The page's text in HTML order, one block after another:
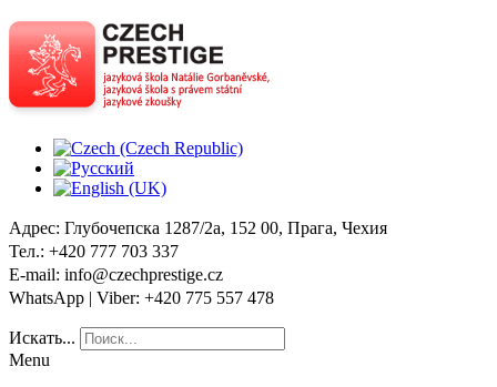
Адрес: Глубочепска 1287/2a, 152 00, Прага, Чехия
Тел.: +420 777 703 337
E-mail: info@czechprestige.cz
WhatsApp | Viber: +420 775 557 478
Искать...
Menu